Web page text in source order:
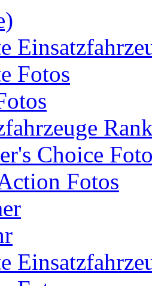
Fotos
Choice
Fotos